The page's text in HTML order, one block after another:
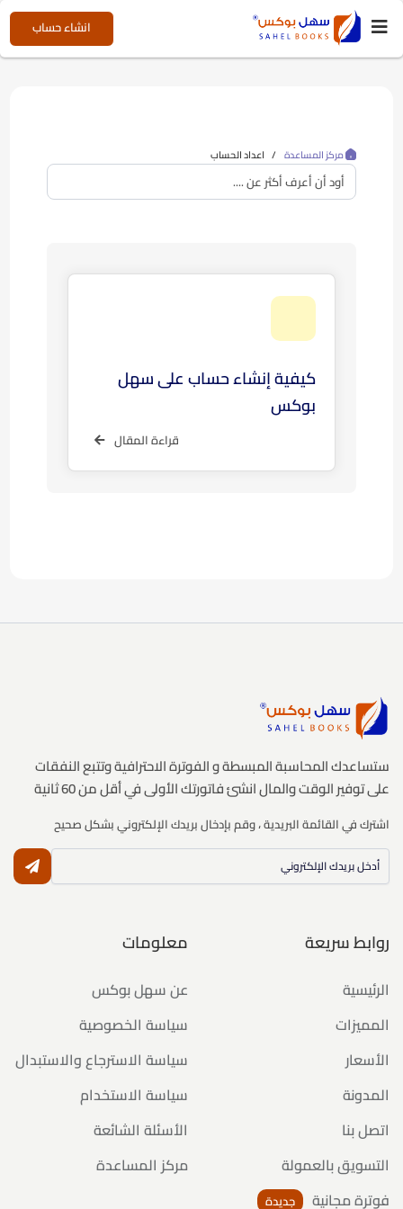
انشاء حساب
كيفية إنشاء حساب على سهل
بوكس
قراءة المقال
ستساعدك المحاسبة المبسطة و الفوترة الاحترافية وتتبع النفقات
على توفير الوقت والمال انشئ فاتورتك الأولى في أقل من 60 ثانية
اشترك في القائمة البريدية ، وقم بإدخال بريدك الإلكتروني بشكل صحيح
روابط سريعة
الرئيسية
المميزات
الأسعار
المدونة
اتصل بنا
التسويق بالعمولة
فوترة مجانية
جديدة
معلومات
عن سهل بوكس
سياسة الخصوصية
سياسة الاسترجاع والاستبدال
سياسة الاستخدام
الأسئلة الشائعة
مركز المساعدة